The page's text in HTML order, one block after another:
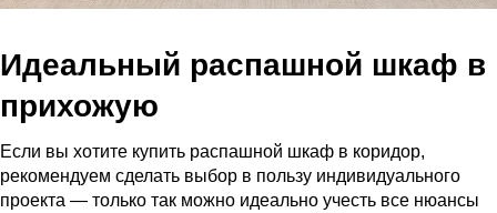
Идеальный распашной шкаф в
прихожую
Если вы хотите купить распашной шкаф в коридор,
рекомендуем сделать выбор в пользу индивидуального
проекта — только так можно идеально учесть все нюансы